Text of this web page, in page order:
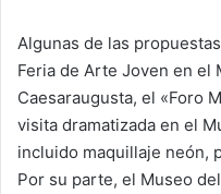
Algunas de las
Feria de Arte Joven en el
Caesaraugusta, el «Foro
visita dramatizada en el
incluido maquillaje neón,
Por su parte, el Museo